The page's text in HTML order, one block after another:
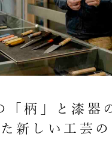
「柄」と漆器
た新しい工芸